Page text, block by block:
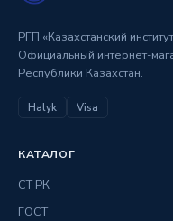
РГП «Казахстанский
Официальный интернет-
Республики Казахстан.
Halyk Visa
КАТАЛОГ
СТ РК
ГОСТ